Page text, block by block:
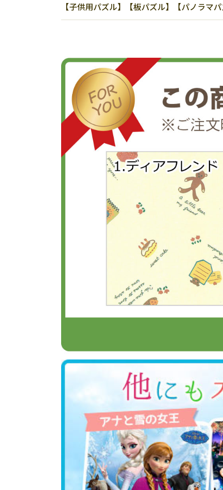
【子供用パズル】【板パズル】【パノラマ